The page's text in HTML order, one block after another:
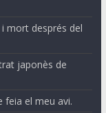
i mort després del
japonès de
feia el meu avi.